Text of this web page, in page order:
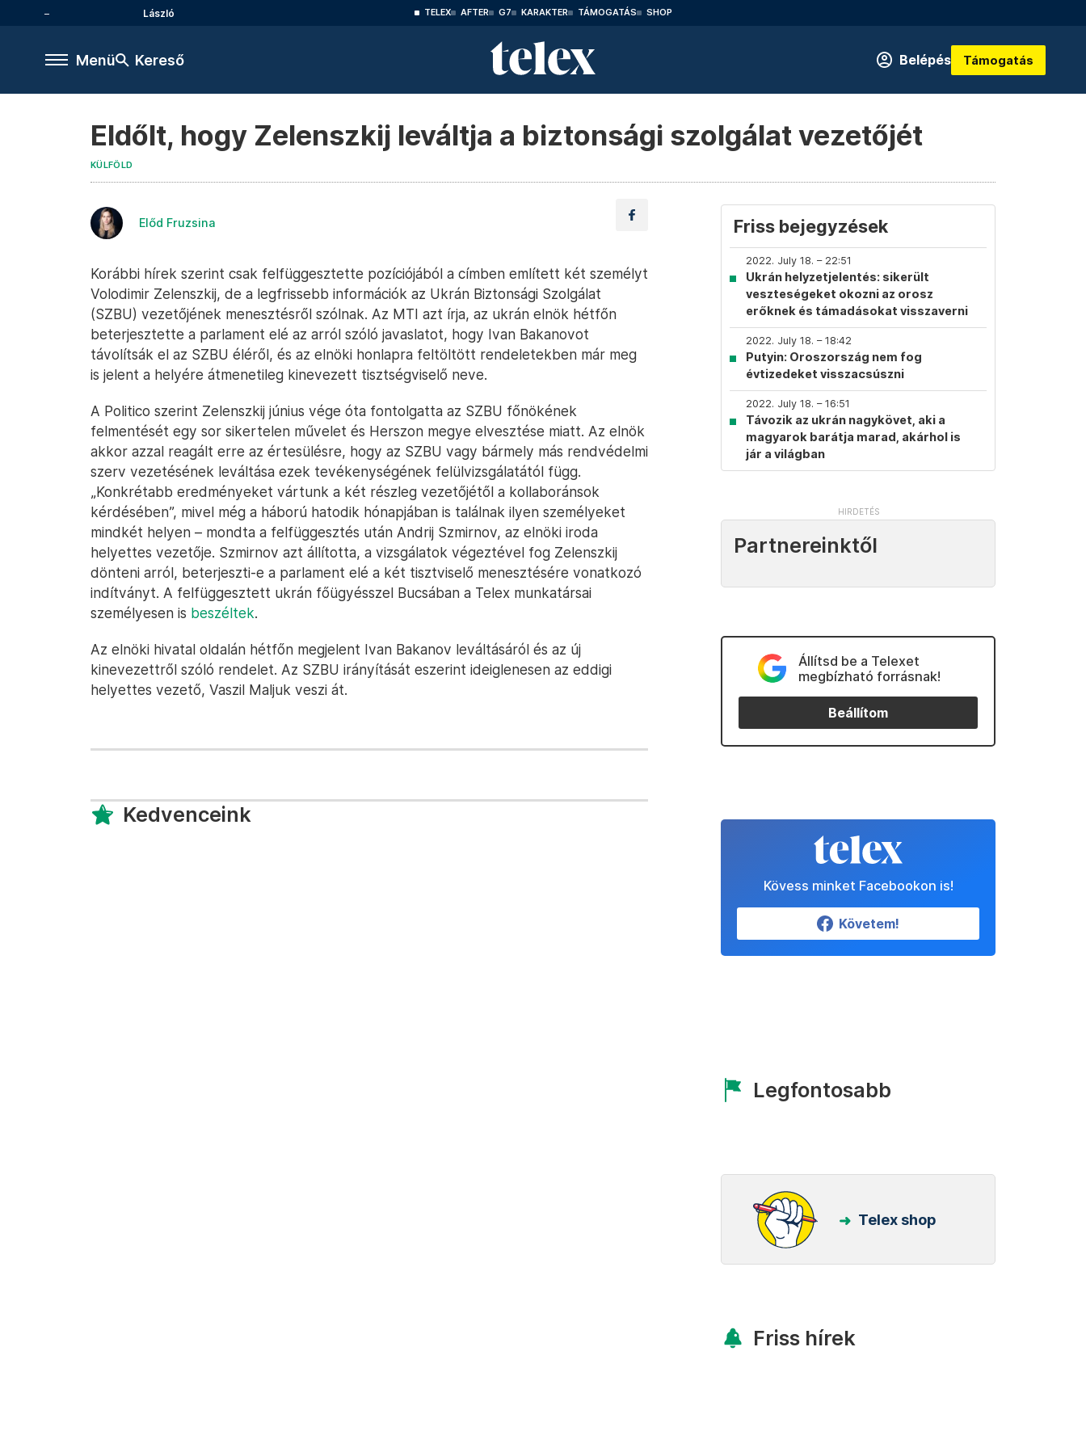
László TELEX AFTER G7 KARAKTER TÁMOGATÁS SHOP
Menü Kereső Belépés Támogatás
Eldőlt, hogy Zelenszkij leváltja a biztonsági szolgálat vezetőjét
KÜLFÖLD
Előd Fruzsina
Korábbi hírek szerint csak felfüggesztette pozíciójából a címben említett két személyt
Volodimir Zelenszkij, de a legfrissebb információk az Ukrán Biztonsági Szolgálat
(SZBU) vezetőjének menesztésről szólnak. Az MTI azt írja, az ukrán elnök hétfőn
beterjesztette a parlament elé az arról szóló javaslatot, hogy Ivan Bakanovot
távolítsák el az SZBU éléről, és az elnöki honlapra feltöltött rendeletekben már meg
is jelent a helyére átmenetileg kinevezett tisztségviselő neve.
A Politico szerint Zelenszkij június vége óta fontolgatta az SZBU főnökének
felmentését egy sor sikertelen művelet és Herszon megye elvesztése miatt. Az elnök
akkor azzal reagált erre az értesülésre, hogy az SZBU vagy bármely más rendvédelmi
szerv vezetésének leváltása ezek tevékenységének felülvizsgálatától függ.
„Konkrétabb eredményeket vártunk a két részleg vezetőjétől a kollaboránsok
kérdésében”, mivel még a háború hatodik hónapjában is találnak ilyen személyeket
mindkét helyen – mondta a felfüggesztés után Andrij Szmirnov, az elnöki iroda
helyettes vezetője. Szmirnov azt állította, a vizsgálatok végeztével fog Zelenszkij
dönteni arról, beterjeszti-e a parlament elé a két tisztviselő menesztésére vonatkozó
indítványt. A felfüggesztett ukrán főügyésszel Bucsában a Telex munkatársai
személyesen is beszéltek.
Az elnöki hivatal oldalán hétfőn megjelent Ivan Bakanov leváltásáról és az új
kinevezettről szóló rendelet. Az SZBU irányítását eszerint ideiglenesen az eddigi
helyettes vezető, Vaszil Maljuk veszi át.
Kedvenceink
Friss bejegyzések
2022. July 18. – 22:51
Ukrán helyzetjelentés: sikerült
veszteségeket okozni az orosz
erőknek és támadásokat visszaverni
2022. July 18. – 18:42
Putyin: Oroszország nem fog
évtizedeket visszacsúszni
2022. July 18. – 16:51
Távozik az ukrán nagykövet, aki a
magyarok barátja marad, akárhol is
jár a világban
Partnereinktől
Állítsd be a Telexet
megbízható forrásnak!
Beállítom
Kövess minket Facebookon is!
Követem!
Legfontosabb
Telex shop
Friss hírek